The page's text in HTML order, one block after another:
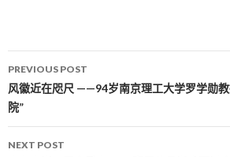
Post navigation
PREVIOUS POST
风徽近在咫尺 ——94岁南京理工大学罗学勋
院”
NEXT POST